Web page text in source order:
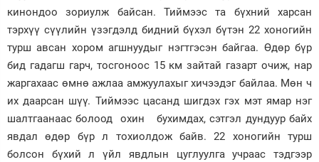
кинондоо зориулж байсан. Тиймээс та бүхний харсан
тэрхүү сүүлийн үзэгдэлд бидний бүхэл бүтэн 22 хоногийн
турш авсан хором агшнуудыг нэгтгэсэн байгаа. Өдөр бүр
бид гадагш гарч, тосгоноос 15 км зайтай газарт очиж, нар
жаргахаас өмнө ажлаа амжуулахыг хичээдэг байлаа. Мөн ч
их даарсан шүү. Тиймээс цасанд шигдэх гэх мэт ямар нэг
шалтгаанаас болоод охин бухимдах, сэтгэл дундуур байх
явдал өдөр бүр л тохиолдож байв. 22 хоногийн турш
болсон бүхий л үйл явдлын цуглуулга учраас тэдгээр